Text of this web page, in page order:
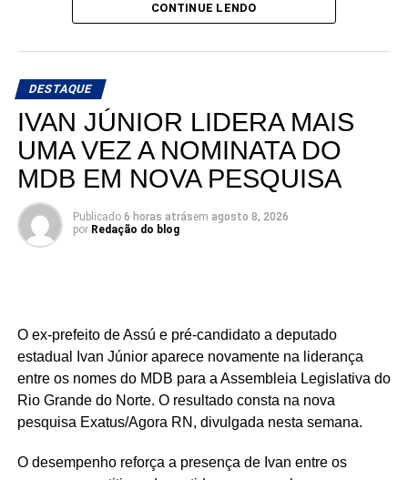
aumento das transferências de capital, especialmente
federais nessa modalidade praticamente dobraram em
relação ao ano passado, fortalecendo a capacidade
financeira da administração municipal.
Outro indicador que apresentou forte expansão foi o das
receitas intraorçamentárias, que registraram crescimento
significativo tanto na arrecadação quanto na previsão
anual.
financeiro seja convertido em obras, melhoria dos
serviços públicos, investimentos em infraestrutura e
ações que tragam resultados concretos para os
moradores de São Gonçalo do Amarante.
CONTINUE LENDO
DESTAQUE
IVAN JÚNIOR LIDERA MAIS
UMA VEZ A NOMINATA DO
MDB EM NOVA PESQUISA
Publicado 6 horas atrásem agosto 8, 2026
por Redação do blog
O ex-prefeito de Assú e pré-candidato a deputado
estadual Ivan Júnior aparece novamente na liderança
entre os nomes do MDB para a Assembleia Legislativa do
Rio Grande do Norte. O resultado consta na nova
pesquisa Exatus/Agora RN, divulgada nesta semana.
O desempenho reforça a presença de Ivan entre os